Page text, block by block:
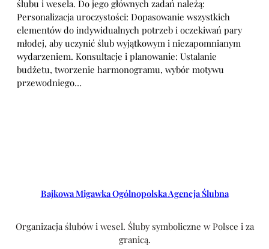
ślubu i wesela. Do jego głównych zadań należą:
Personalizacja uroczystości: Dopasowanie wszystkich
elementów do indywidualnych potrzeb i oczekiwań pary
młodej, aby uczynić ślub wyjątkowym i niezapomnianym
wydarzeniem. Konsultacje i planowanie: Ustalanie
budżetu, tworzenie harmonogramu, wybór motywu
przewodniego…
Bajkowa Migawka Ogólnopolska Agencja Ślubna
Organizacja ślubów i wesel. Śluby symboliczne w Polsce i za
granicą.